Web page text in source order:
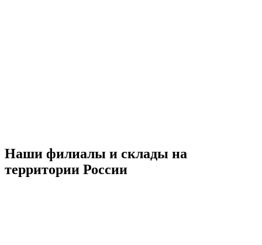
Наши филиалы и склады на
территории России